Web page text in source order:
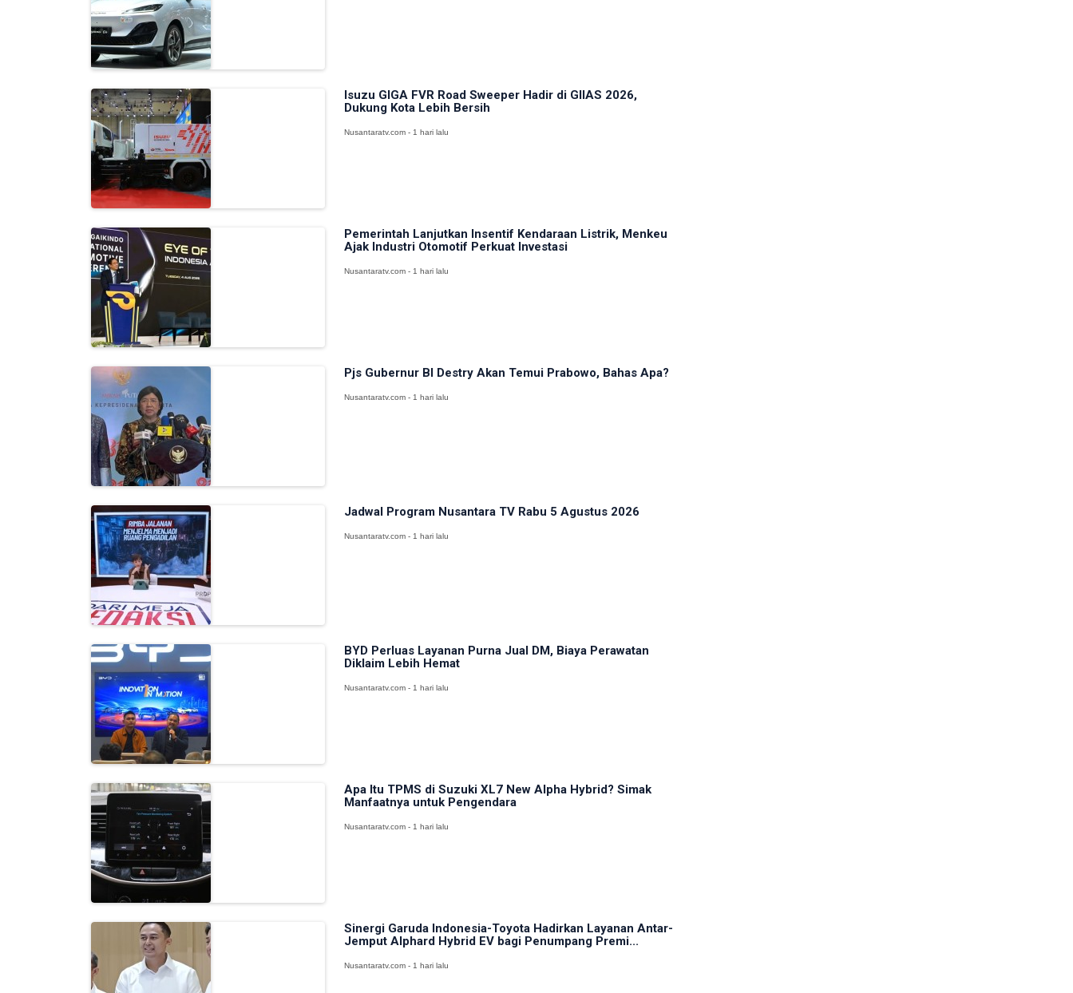
Isuzu GIGA FVR Road Sweeper Hadir di GIIAS 2026,
Dukung Kota Lebih Bersih
Nusantaratv.com - 1 hari lalu
Pemerintah Lanjutkan Insentif Kendaraan Listrik, Menkeu
Ajak Industri Otomotif Perkuat Investasi
Nusantaratv.com - 1 hari lalu
Pjs Gubernur BI Destry Akan Temui Prabowo, Bahas Apa?
Nusantaratv.com - 1 hari lalu
Jadwal Program Nusantara TV Rabu 5 Agustus 2026
Nusantaratv.com - 1 hari lalu
BYD Perluas Layanan Purna Jual DM, Biaya Perawatan
Diklaim Lebih Hemat
Nusantaratv.com - 1 hari lalu
Apa Itu TPMS di Suzuki XL7 New Alpha Hybrid? Simak
Manfaatnya untuk Pengendara
Nusantaratv.com - 1 hari lalu
Sinergi Garuda Indonesia-Toyota Hadirkan Layanan Antar-
Jemput Alphard Hybrid EV bagi Penumpang Premi...
Nusantaratv.com - 1 hari lalu